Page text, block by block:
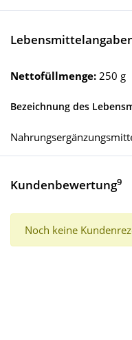
Nettofüllmenge: 250 g
Bezeichnung des
Kundenbewertung9
Noch keine